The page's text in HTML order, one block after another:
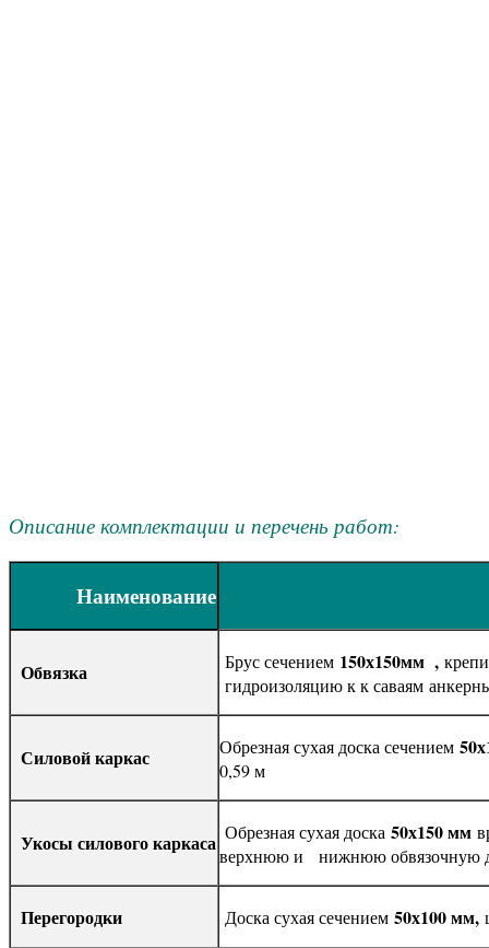
Описание комплектации и перечень работ:
Наименование
Обвязка Брус сечением 150х150мм ,
гидроизоляцию к к саваям
Силовой каркас Обрезная сухая доска сечением
0,59 м
Укосы силового каркаса Обрезная сухая доска 50х150 мм
верхнюю и нижнюю обвязочную
Перегородки Доска сухая сечением 50х100 мм,